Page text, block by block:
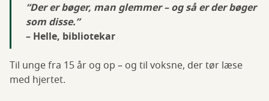
“Der er bøger, man glemmer – og så er der bøger
som disse.”
– Helle, bibliotekar
Til unge fra 15 år og op – og til voksne, der tør læse
med hjertet.